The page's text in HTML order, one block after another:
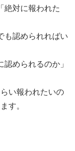
絶対に報われた
も認められればい
められるのか」
い報われたいの
す。